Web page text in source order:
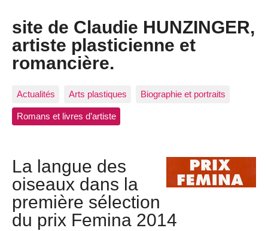
site de Claudie HUNZINGER,
artiste plasticienne et
romancière.
Actualités Arts plastiques Biographie et portraits
Romans et livres d’artiste
La langue des
oiseaux dans la
première sélection
du prix Femina 2014